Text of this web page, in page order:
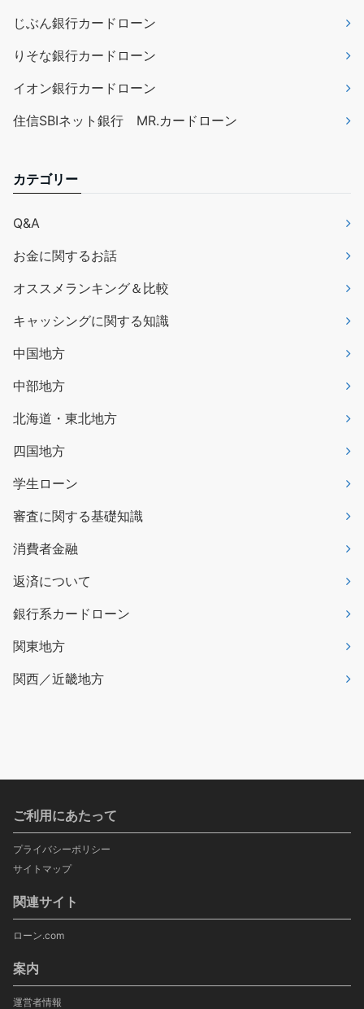
じぶん銀行カードローン
りそな銀行カードローン
イオン銀行カードローン
住信SBIネット銀行 MR.カードローン
カテゴリー
Q&A
お金に関するお話
オススメランキング＆比較
キャッシングに関する知識
中国地方
中部地方
北海道・東北地方
四国地方
学生ローン
審査に関する基礎知識
消費者金融
返済について
銀行系カードローン
関東地方
関西／近畿地方
ご利用にあたって
プライバシーポリシー
サイトマップ
関連サイト
ローン.com
案内
運営者情報